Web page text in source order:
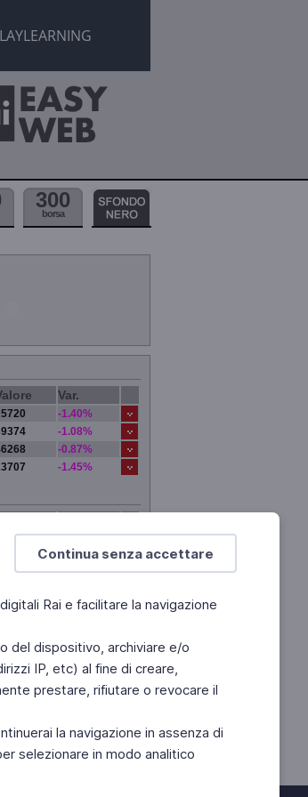
Continua senza accettare
Rai e facilitare la navigazione
del dispositivo, archiviare e/o
IP, etc) al fine di creare,
prestare, rifiutare o revocare il
la navigazione in assenza di
selezionare in modo analitico
300
borsa
Var.
-1.40%
-1.08%
-0.87%
-1.45%
0.00%
0.00%
0.00%